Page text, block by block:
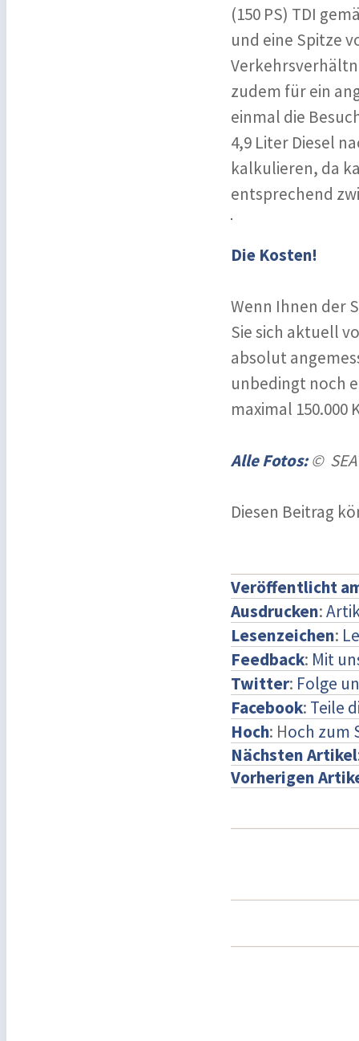
(150 PS) TDI
und eine Spitze
zudem für ein
einmal die
4,9 Liter Diesel
kalkulieren, da
entsprechend
Die Kosten!
Wenn Ihnen der
Sie sich aktuell
absolut
unbedingt noch
maximal
Alle Fotos:©
Diesen Beitrag
Veröffentlicht
Ausdrucken:
Lesenzeichen:
Feedback: Mit
Twitter: Folge
Facebook: Teile
Hoch: Hoch zum
Nächsten Artikel
Vorherigen